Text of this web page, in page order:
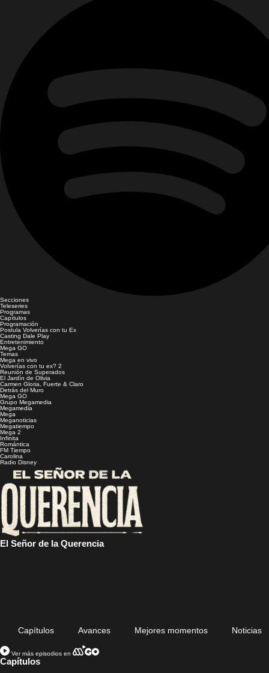
Secciones
Teleseries
Programas
Capítulos
Programación
Postula Volverías con tu Ex
Casting Dale Play
Entretenimiento
Mega GO
Temas
Mega en vivo
Volverías con tu ex? 2
Reunión de Superados
El Jardín de Olivia
Carmen Gloria, Fuerte & Claro
Detrás del Muro
Mega GO
Grupo Megamedia
Megamedia
Mega
Meganoticias
Megatiempo
Mega 2
Infinita
Romántica
FM Tiempo
Carolina
Radio Disney
El Señor de la Querencia
Capítulos Avances Mejores momentos Noticias
Ver más episodios en
Capítulos